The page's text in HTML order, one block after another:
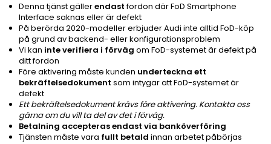
Denna tjänst gällerendastfordon där FoD Smartphone
Interface saknas eller är defekt
På berörda 2020-modeller erbjuder Audi inte alltid FoD-köp
på grund av backend- eller konfigurationsproblem
Vi kan inte verifiera i förväg om FoD-systemet är defekt på
ditt fordon
Före aktivering måste kunden underteckna ett
bekräftelsedokument som intygar att FoD-systemet är
defekt
Ett bekräftelsedokument krävs före aktivering. Kontakta oss
gärna om du vill ta del av det i förväg.
Betalning accepteras endast via banköverföring
Tjänsten måste vara fullt betald innan arbetet påbörjas